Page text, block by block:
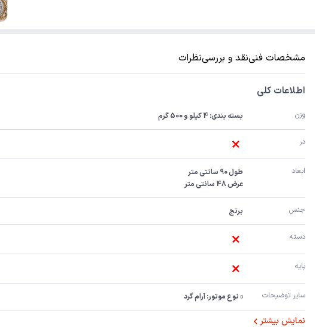
مشخصات فنینقد و بررسینظرات
اطلاعات کلی
وزن بسته بندی: 4 کیلو و 500 گرم
در
ابعاد
عرض 48 سانتی متر
جنس برنج
دسته
پایه
سایر توضیحات » نوع موتور: آرام گرد
نمایش بیشتر